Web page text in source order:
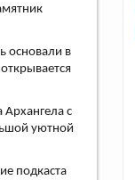
основали в
с
уютной
подкаста